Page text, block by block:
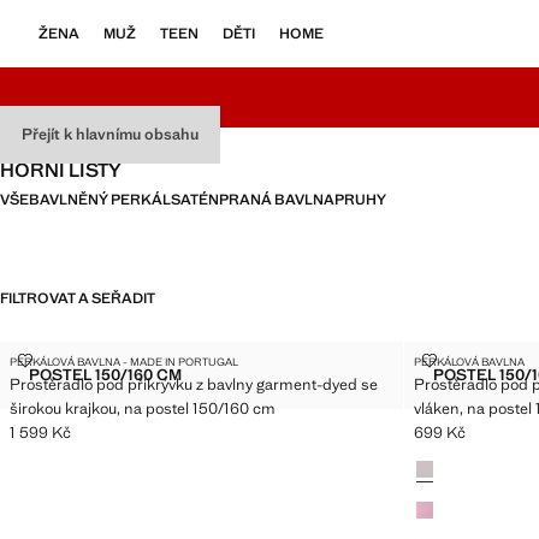
Přejít k hlavnímu obsahu
ŽENA MUŽ TEEN DĚTI HOME
HORNÍ LISTY
VŠEBAVLNĚNÝ PERKÁLSATÉNPRANÁ BAVLNAPRUHY
FILTROVAT A SEŘADIT
Velikosti
POSTEL 150/160 CMPROSTĚRADLO POD PŘIKRÝVKU Z BAVLNY GARMENT-
PERKÁLOVÁ BAVLNA - MADE IN PORTUGAL
Prostěradlo pod přikrývku z bavlny garment-dyed se
širokou krajkou, na postel 150/160 cm
PROSTĚRADLO POD PŘIKRÝVKU Z BAVLNY GARMENT-DYED SE
Aktuální cena [1 599 Kč ]
1 599 Kč
Velikosti
POSTEL 150/
PERKÁLOVÁ BAVLNA
Prostěradlo pod
vláken, na postel
Aktuální cena
699 Kč
Barvy